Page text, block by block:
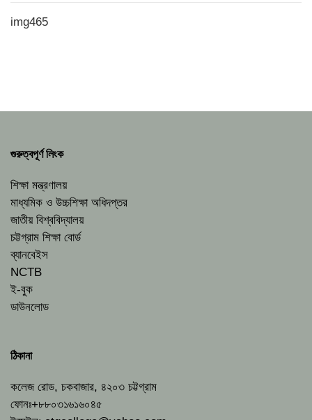
img465
গুরুত্বপূর্ণ লিংক
শিক্ষা মন্ত্রণালয়
মাধ্যমিক ও উচ্চশিক্ষা অধিদপ্তর
জাতীয় বিশ্ববিদ্যালয়
চট্টগ্রাম শিক্ষা বোর্ড
ব্যানবেইস
NCTB
ই-বুক
ডাউনলোড
ঠিকানা
কলেজ রোড, চকবাজার, ৪২০৩ চট্টগ্রাম
ফোনঃ+৮৮০৩১৬১৬০৪৫